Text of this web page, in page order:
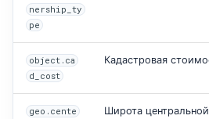
nership_ty
pe
object.ca
d_cost
Кадастровая
geo.cente
Широта